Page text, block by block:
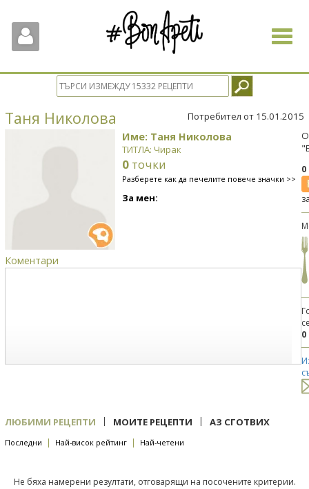
Toggle
Таня Николова Потребител от 15.01.2015
Име: Таня Николова
ТИТЛА: Чирак
0 точки
Разберете как да печелите повече значки >>
За мен:
Коментари
0
ЛЮБИМИ РЕЦЕПТИ | МОИТЕ РЕЦЕПТИ | АЗ СГОТВИХ
Последни | Най-висок рейтинг | Най-четени
Не бяха намерени резултати, отговарящи на посочените критерии.